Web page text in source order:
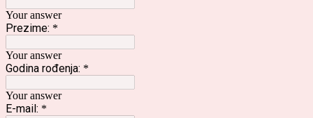
Your answer
Prezime: *
Your answer
Godina rođenja: *
Your answer
E-mail: *